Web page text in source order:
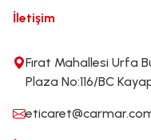
İletişim
Fırat Mahallesi Urfa
Plaza No:116/BC